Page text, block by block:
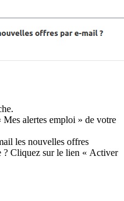
alertes emploi » de votre
les nouvelles offres
? Cliquez sur le lien « Activer